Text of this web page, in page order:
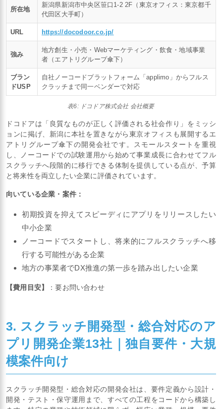
所在地
新潟県新潟市中央区笹口1-2 2F（東京オフィス：東京都千
代田区大手町）
URL https://docodoor.co.jp/
強み
地方創生・小売・Webマーケティング・飲食・地域事業
者（エアトリグループ傘下）
ブラン
ドUSP
自社ノーコードプラットフォーム「applimo」からフルス
クラッチまで同一ベンダーで対応
表6: ドコドア株式会社 会社概要
ドコドアは「良質なものが正しく評価される社会作り」をミッシ
ョンに掲げ、新潟に本社を置きながら東京オフィスも展開するエ
アトリグループ傘下の開発会社です。スモールスタートを重視
し、ノーコードでの試験運用から始めて事業成長に合わせてフル
スクラッチへ段階的に移行できる体制を提供している点が、予算
と将来性を両立したい企業に評価されています。
向いている企業・案件：
初期投資を抑えてスピーディにアプリをリリースしたい
中小企業
ノーコードでスタートし、将来的にフルスクラッチへ移
行する可能性がある企業
地方の事業者でDX推進の第一歩を踏み出したい企業
【費用目安】 ：要お問い合わせ
3. スクラッチ開発型・総合対応のア
プリ開発企業13社｜独自要件・大規
模案件向け
スクラッチ開発型・総合対応の開発会社は、要件定義から設計・
開発・テスト・保守運用まで、すべての工程をコードから構築し